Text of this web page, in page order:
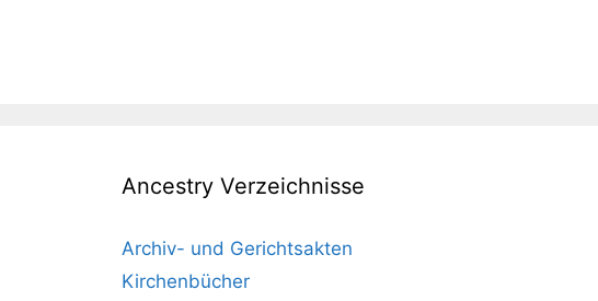
Ancestry Verzeichnisse
Archiv- und Gerichtsakten
Kirchenbücher